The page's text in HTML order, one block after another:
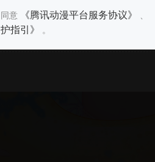
同意 《腾讯动漫平台服务协议》
护指引》
。